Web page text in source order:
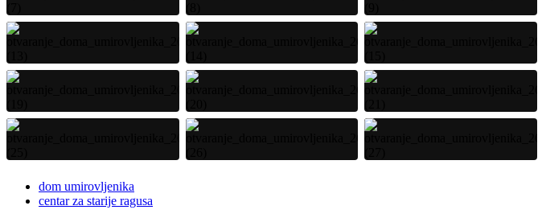
dom umirovljenika
centar za starije ragusa